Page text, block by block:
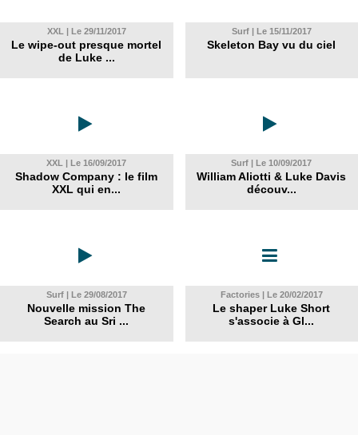
XXL | Le 29/11/2017
Le wipe-out presque mortel
de Luke ...
Surf | Le 15/11/2017
Skeleton Bay vu du ciel
XXL | Le 16/09/2017
Shadow Company : le film
XXL qui en...
Surf | Le 10/09/2017
William Aliotti & Luke Davis
découv...
Surf | Le 29/08/2017
Nouvelle mission The
Search au Sri ...
Factories | Le 20/02/2017
Le shaper Luke Short
s'associe à Gl...